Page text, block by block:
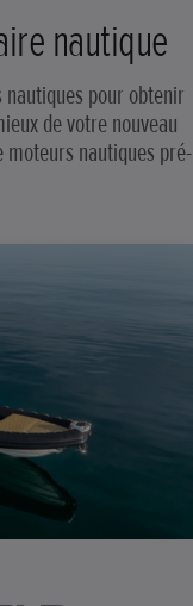
nautique
pour obtenir
de votre nouveau
moteurs nautiques pré-